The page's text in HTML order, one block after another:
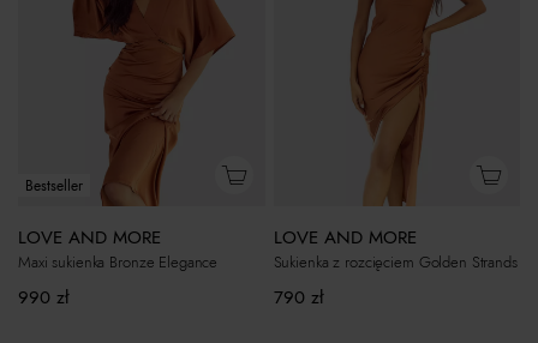
Bestseller
LOVE AND MORE
Maxi sukienka Bronze Elegance
990 zł
LOVE AND MORE
Sukienka z rozcięciem Golden Strands
790 zł